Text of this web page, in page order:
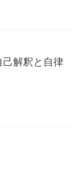
解釈と自律